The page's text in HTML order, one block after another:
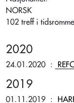
NORSK
102 treff i
2020
24.01.2020 :
2019
01.11.2019 :